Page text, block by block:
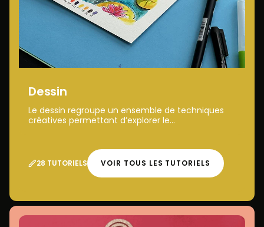
Dessin
Le dessin regroupe un ensemble de techniques
créatives permettant d’explorer le...
28 TUTORIELS VOIR TOUS LES TUTORIELS